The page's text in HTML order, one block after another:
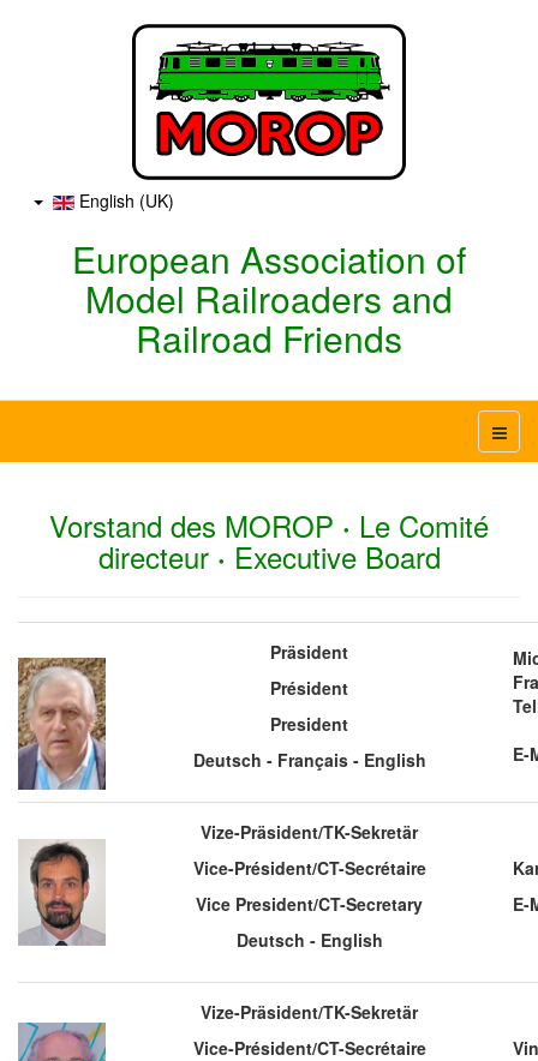
English (UK)
European Association of
Model Railroaders and
Railroad Friends
Vorstand des MOROP · Le Comité
directeur · Executive Board
Präsident
Président
President
Deutsch - Français - English
E-
Vize-Präsident/TK-Sekretär
Vice-Président/CT-Secrétaire
Vice President/CT-Secretary
Deutsch - English
E-
Vize-Präsident/TK-Sekretär
Vice-Président/CT-Secrétaire